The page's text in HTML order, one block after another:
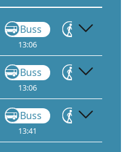
Buss
13:06
Gå
Buss
13:06
Gå
Buss
13:41
Gå